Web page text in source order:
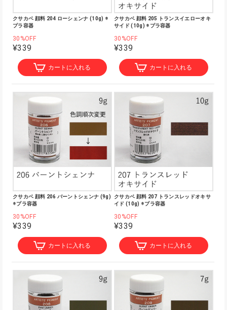
クサカベ 顔料 204 ローシェンナ (10g) ※
プラ容器
30%OFF
¥339
カートに入れる
クサカベ 顔料 205 トランスイエローオキ
サイド (10g) ※プラ容器
30%OFF
¥339
カートに入れる
クサカベ 顔料 206 バーントシェンナ (9g)
※プラ容器
30%OFF
¥339
カートに入れる
クサカベ 顔料 207 トランスレッドオキサ
イド (10g) ※プラ容器
30%OFF
¥339
カートに入れる